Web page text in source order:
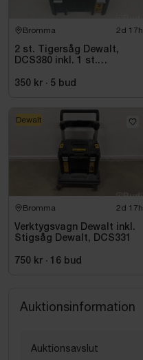
Bromma 2d 17h
2 st. Tigersåg Dewalt,
DCS380 inkl. 1 st.
350 kr · 5 bud
Bromma 2d 17h
Verktygsvagn Dewalt inkl.
Stigsåg Dewalt, DCS331
750 kr · 16 bud
Dewalt
Auktionsinformation
Auktionsavslut